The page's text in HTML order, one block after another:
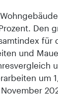
Den
für
und
um